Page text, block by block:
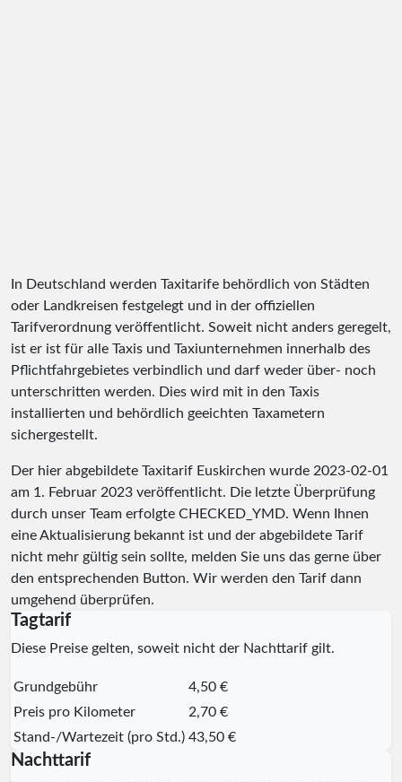
In Deutschland werden Taxitarife behördlich von Städten
oder Landkreisen festgelegt und in der offiziellen
Tarifverordnung veröffentlicht. Soweit nicht anders geregelt,
ist er ist für alle Taxis und Taxiunternehmen innerhalb des
Pflichtfahrgebietes verbindlich und darf weder über- noch
unterschritten werden. Dies wird mit in den Taxis
installierten und behördlich geeichten Taxametern
sichergestellt.
Der hier abgebildete Taxitarif Euskirchen wurde 2023-02-01
am 1. Februar 2023 veröffentlicht. Die letzte Überprüfung
durch unser Team erfolgte CHECKED_YMD. Wenn Ihnen
eine Aktualisierung bekannt ist und der abgebildete Tarif
nicht mehr gültig sein sollte, melden Sie uns das gerne über
den entsprechenden Button. Wir werden den Tarif dann
umgehend überprüfen.
Tagtarif
Diese Preise gelten, soweit nicht der Nachttarif gilt.
Grundgebühr
4,50 €
Preis pro Kilometer
2,70 €
Stand-/Wartezeit (pro Std.) 43,50 €
Nachttarif